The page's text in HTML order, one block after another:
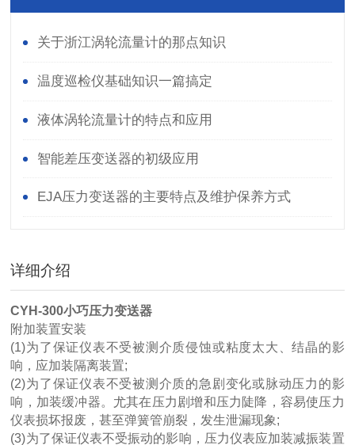
关于浙江涡轮流量计的那点知识
温度巡检仪基础知识一篇搞定
液体涡轮流量计的特点和应用
智能差压变送器的初级应用
EJA压力变送器的主要特点及维护保养方式
详细介绍
CYH-300小巧压力变送器
附加装置安装
(1)为了保证仪表不受被测介质侵蚀或粘度太大、结晶的影
响，应加装隔离装置;
(2)为了保证仪表不受被测介质的急剧变化或脉动压力的影
响，加装缓冲器。尤其在压力剧增和压力陡降，容易使压力
仪表损坏报废，甚至弹簧管崩裂，发生泄漏现象;
(3)为了保证仪表不受振动的影响，压力仪表应加装减振装置